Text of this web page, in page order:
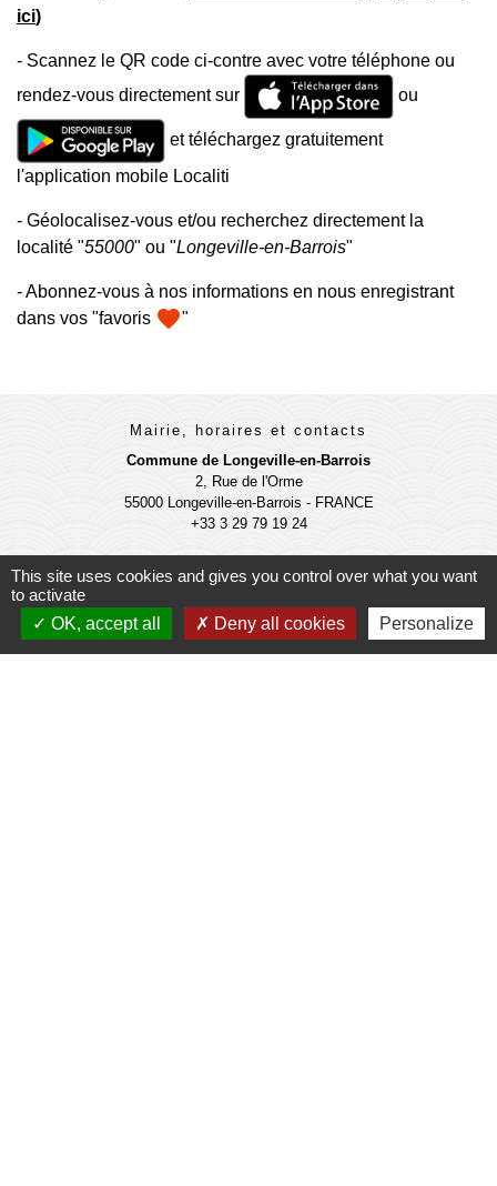
ici)
- Scannez le QR code ci-contre avec votre téléphone ou
rendez-vous directement sur
ou
et téléchargez gratuitement
l'application mobile Localiti
- Géolocalisez-vous et/ou recherchez directement la
localité "55000" ou "Longeville-en-Barrois"
- Abonnez-vous à nos informations en nous enregistrant
dans vos "favoris favorite"
Mairie, horaires et contacts
Commune de Longeville-en-Barrois
2, Rue de l'Orme
55000 Longeville-en-Barrois - FRANCE
+33 3 29 79 19 24
Ouverture du secretariat de Mairie
Mardi-jeudi-vendredi : 11h-12h et 14h-17h
Le Maire et les adjoints reçoivent sur RDV
This site uses cookies and gives you control over what you want
to activate
OK, accept all
Deny all cookies Personalize